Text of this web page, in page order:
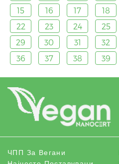
15
16 17 18
22
23 24 25
29
30 31 32
36
37 38 39
ЧПП За Вегани